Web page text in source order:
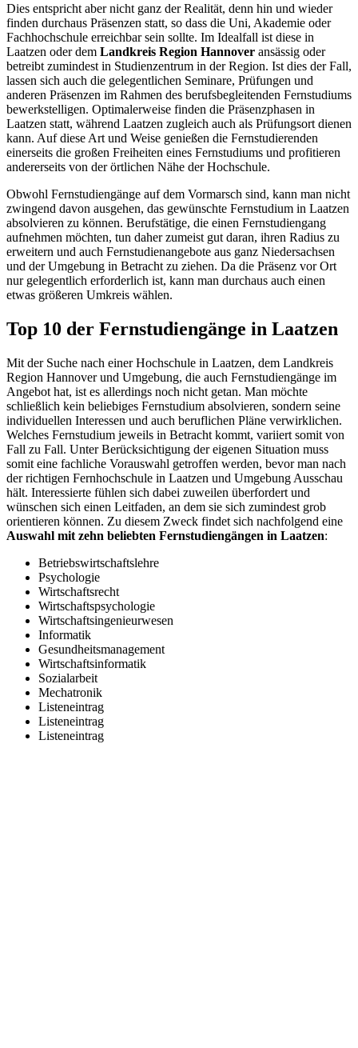
Dies entspricht aber nicht ganz der Realität, denn hin und wieder
finden durchaus Präsenzen statt, so dass die Uni, Akademie oder
Fachhochschule erreichbar sein sollte. Im Idealfall ist diese in
Laatzen oder dem Landkreis Region Hannover ansässig oder
betreibt zumindest in Studienzentrum in der Region. Ist dies der Fall,
lassen sich auch die gelegentlichen Seminare, Prüfungen und
anderen Präsenzen im Rahmen des berufsbegleitenden Fernstudiums
bewerkstelligen. Optimalerweise finden die Präsenzphasen in
Laatzen statt, während Laatzen zugleich auch als Prüfungsort dienen
kann. Auf diese Art und Weise genießen die Fernstudierenden
einerseits die großen Freiheiten eines Fernstudiums und profitieren
andererseits von der örtlichen Nähe der Hochschule.
Obwohl Fernstudiengänge auf dem Vormarsch sind, kann man nicht
zwingend davon ausgehen, das gewünschte Fernstudium in Laatzen
absolvieren zu können. Berufstätige, die einen Fernstudiengang
aufnehmen möchten, tun daher zumeist gut daran, ihren Radius zu
erweitern und auch Fernstudienangebote aus ganz Niedersachsen
und der Umgebung in Betracht zu ziehen. Da die Präsenz vor Ort
nur gelegentlich erforderlich ist, kann man durchaus auch einen
etwas größeren Umkreis wählen.
Top 10 der Fernstudiengänge in Laatzen
Mit der Suche nach einer Hochschule in Laatzen, dem Landkreis
Region Hannover und Umgebung, die auch Fernstudiengänge im
Angebot hat, ist es allerdings noch nicht getan. Man möchte
schließlich kein beliebiges Fernstudium absolvieren, sondern seine
individuellen Interessen und auch beruflichen Pläne verwirklichen.
Welches Fernstudium jeweils in Betracht kommt, variiert somit von
Fall zu Fall. Unter Berücksichtigung der eigenen Situation muss
somit eine fachliche Vorauswahl getroffen werden, bevor man nach
der richtigen Fernhochschule in Laatzen und Umgebung Ausschau
hält. Interessierte fühlen sich dabei zuweilen überfordert und
wünschen sich einen Leitfaden, an dem sie sich zumindest grob
orientieren können. Zu diesem Zweck findet sich nachfolgend eine
Auswahl mit zehn beliebten Fernstudiengängen in Laatzen:
Betriebswirtschaftslehre
Psychologie
Wirtschaftsrecht
Wirtschaftspsychologie
Wirtschaftsingenieurwesen
Informatik
Gesundheitsmanagement
Wirtschaftsinformatik
Sozialarbeit
Mechatronik
Listeneintrag
Listeneintrag
Listeneintrag